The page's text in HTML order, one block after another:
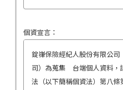
個資宣言：
錠嵂保險經紀人股份有限公司
司）為蒐集 台端個人資料，
法（以下簡稱個資法）第八